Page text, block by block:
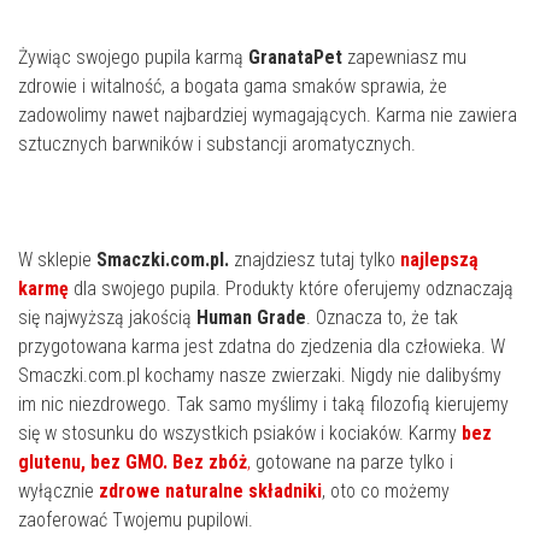
Żywiąc swojego pupila karmą GranataPet zapewniasz mu
zdrowie i witalność, a bogata gama smaków sprawia, że
zadowolimy nawet najbardziej wymagających. Karma nie zawiera
sztucznych barwników i substancji aromatycznych.
W sklepie Smaczki.com.pl. znajdziesz tutaj tylko najlepszą
karmę dla swojego pupila. Produkty które oferujemy odznaczają
się najwyższą jakością Human Grade. Oznacza to, że tak
przygotowana karma jest zdatna do zjedzenia dla człowieka. W
Smaczki.com.pl kochamy nasze zwierzaki. Nigdy nie dalibyśmy
im nic niezdrowego. Tak samo myślimy i taką filozofią kierujemy
się w stosunku do wszystkich psiaków i kociaków. Karmy bez
glutenu, bez GMO. Bez zbóż, gotowane na parze tylko i
wyłącznie zdrowe naturalne składniki, oto co możemy
zaoferować Twojemu pupilowi.